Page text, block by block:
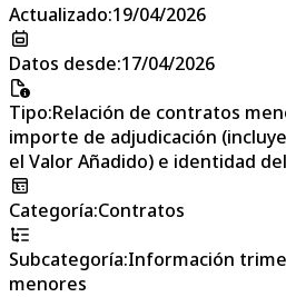
Actualizado:19/04/2026
Datos desde:17/04/2026
Tipo:Relación de contratos
importe de adjudicación
el Valor Añadido) e identidad
Categoría:Contratos
Subcategoría:Información
menores